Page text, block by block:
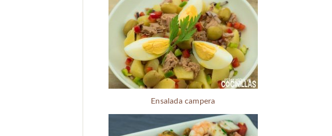
Ensalada campera